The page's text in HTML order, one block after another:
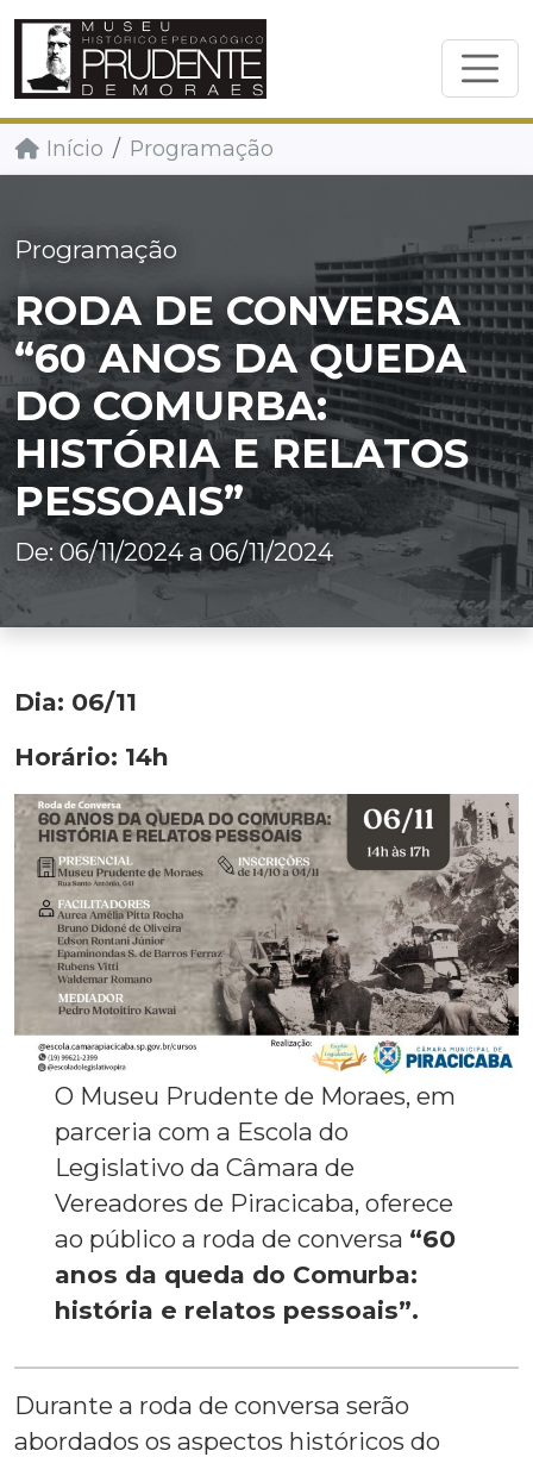
Início Programação
Programação
RODA DE CONVERSA
“60 ANOS DA QUEDA
DO COMURBA:
HISTÓRIA E RELATOS
PESSOAIS”
De: 06/11/2024 a 06/11/2024
Dia: 06/11
Horário: 14h
O Museu Prudente de Moraes, em
parceria com a Escola do
Legislativo da Câmara de
Vereadores de Piracicaba, oferece
ao público a roda de conversa “60
anos da queda do Comurba:
história e relatos pessoais”.
Durante a roda de conversa serão
abordados os aspectos históricos do